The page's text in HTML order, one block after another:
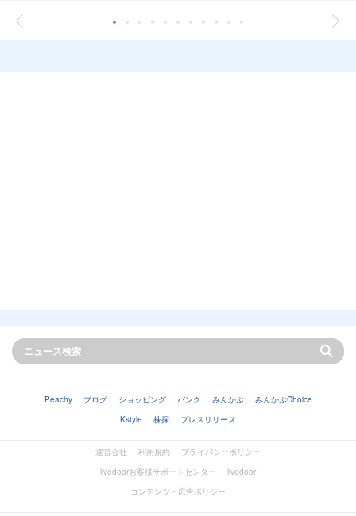
Peachy ブログ ショッピング バンク みんかぶ
みんかぶChoice
Kstyle
株探 プレスリリース
運営会社 利用規約
プライバシーポリシー
livedoorお客様サポートセンター
livedoor
コンテンツ・広告ポリシー